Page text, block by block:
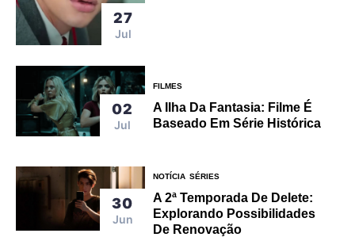
27
Jul
02
Jul
FILMES
A Ilha Da Fantasia: Filme É
Baseado Em Série Histórica
30
Jun
NOTÍCIA SÉRIES
A 2ª Temporada De Delete:
Explorando Possibilidades
De Renovação